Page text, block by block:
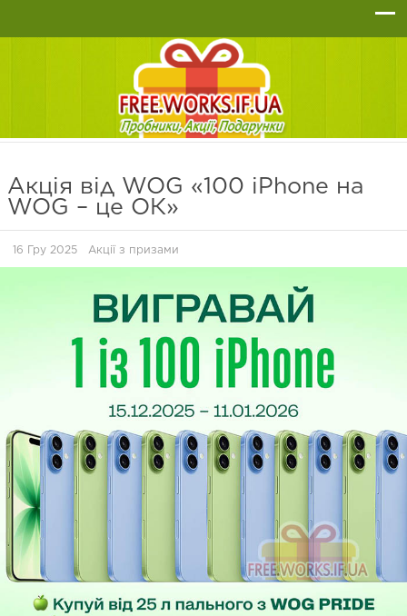
Акція від WOG «100 iPhone на
WOG – це ОК»
16 Гру 2025 Акції з призами